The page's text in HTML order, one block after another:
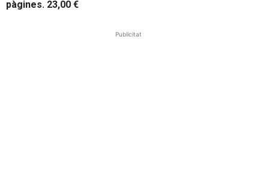
pàgines. 23,00 €
Publicitat